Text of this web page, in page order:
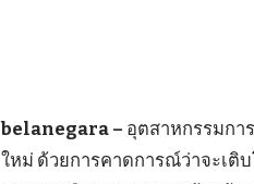
belanegara – อุตสาหกรรมกา
ใหม่ ด้วยการคาดการณ์ว่าจะเติ